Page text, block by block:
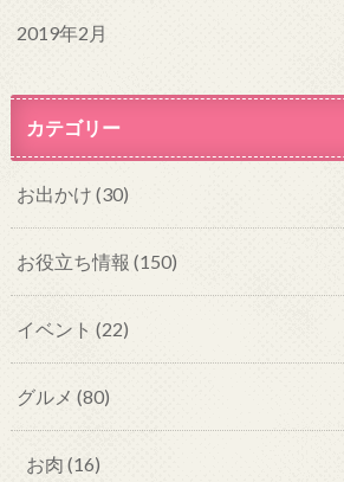
2019年2月
カテゴリー
お出かけ (30)
お役立ち情報 (150)
イベント (22)
グルメ (80)
お肉 (16)